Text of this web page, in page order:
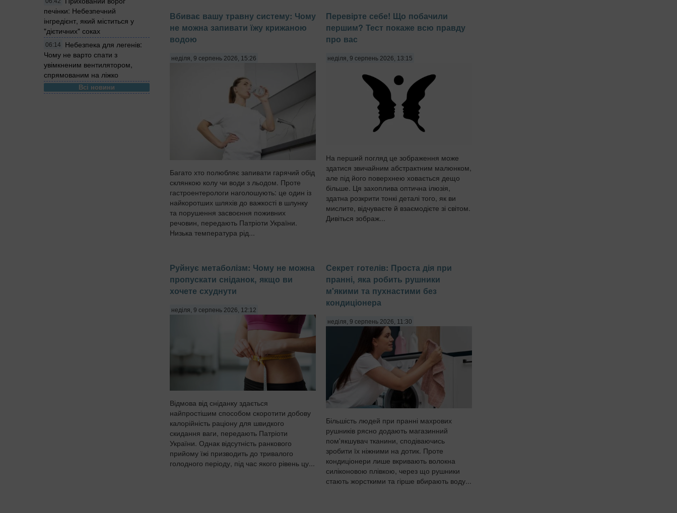
печінки: Небезпечний
інгредієнт, який міститься у
"дієтичних" соках
06:14
Небезпека для легенів:
Чому не варто спати з
увімкненим вентилятором,
спрямованим на ліжко
Всі новини
Вбиває вашу травну систему: Чому
не можна запивати їжу крижаною
водою
неділя, 9 серпень 2026, 15:26
Багато хто полюбляє запивати гарячий обід
склянкою колу чи води з льодом. Проте
гастроентерологи наголошують: це один із
найкоротших шляхів до важкості в шлунку
та порушення засвоєння поживних
речовин, передають Патріоти України.
Низька температура рід...
Перевірте себе! Що побачили
першим? Тест покаже всю правду
про вас
неділя, 9 серпень 2026, 13:15
На перший погляд це зображення може
здатися звичайним абстрактним малюнком,
але під його поверхнею ховається дещо
більше. Ця захоплива оптична ілюзія,
здатна розкрити тонкі деталі того, як ви
мислите, відчуваєте й взаємодієте зі світом.
Дивіться зображ...
Руйнує метаболізм: Чому не можна
пропускати сніданок, якщо ви
хочете схуднути
неділя, 9 серпень 2026, 12:12
Відмова від сніданку здається
найпростішим способом скоротити добову
калорійність раціону для швидкого
скидання ваги, передають Патріоти
України. Однак відсутність ранкового
прийому їжі призводить до тривалого
голодного періоду, під час якого рівень цу...
Секрет готелів: Проста дія при
пранні, яка робить рушники
м'якими та пухнастими без
кондиціонера
неділя, 9 серпень 2026, 11:30
Більшість людей при пранні махрових
рушників рясно додають магазинний
пом'якшувач тканини, сподіваючись
зробити їх ніжними на дотик. Проте
кондиціонери лише вкривають волокна
силіконовою плівкою, через що рушники
стають жорсткими та гірше вбирають воду...